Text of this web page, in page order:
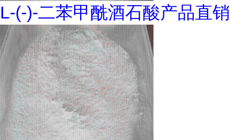
L-(-)-二苯甲酰酒石酸产品直销